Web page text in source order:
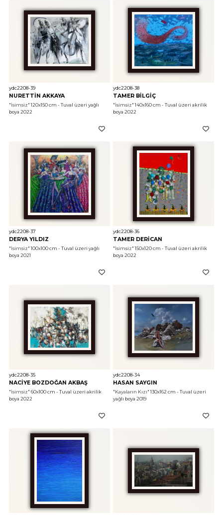
ydc2208-39
NURETTİN AKKAYA
"İsimsiz" 120x150 cm - Tuval üzeri yağlı
boya 2022
ydc2208-38
TAMER BİLGİÇ
"İsimsiz" 140x160 cm - Tuval üzeri akrilik
boya 2022
ydc2208-37
DERYA YILDIZ
"İsimsiz" 100x100 cm - Tuval üzeri yağlı
boya 2021
ydc2208-36
TAMER DERİCAN
"İsimsiz" 150x120 cm - Tuval üzeri akrilik
boya 2022
ydc2208-35
NACİYE BOZDOĞAN AKBAŞ
"İsimsiz" 60x100 cm - Tuval üzeri akrilik
boya 2022
ydc2208-34
HASAN SAYGIN
"Kayaların Kızı" 130x162 cm - Tuval üzeri
yağlı boya 2019